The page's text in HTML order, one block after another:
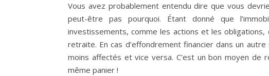
Vous avez probablement entendu dire que vous
peut-être pas pourquoi. Étant donné que
investissements, comme les actions et les
retraite. En cas d’effondrement financier dans un
moins affectés et vice versa. C’est un bon moyen
même panier !